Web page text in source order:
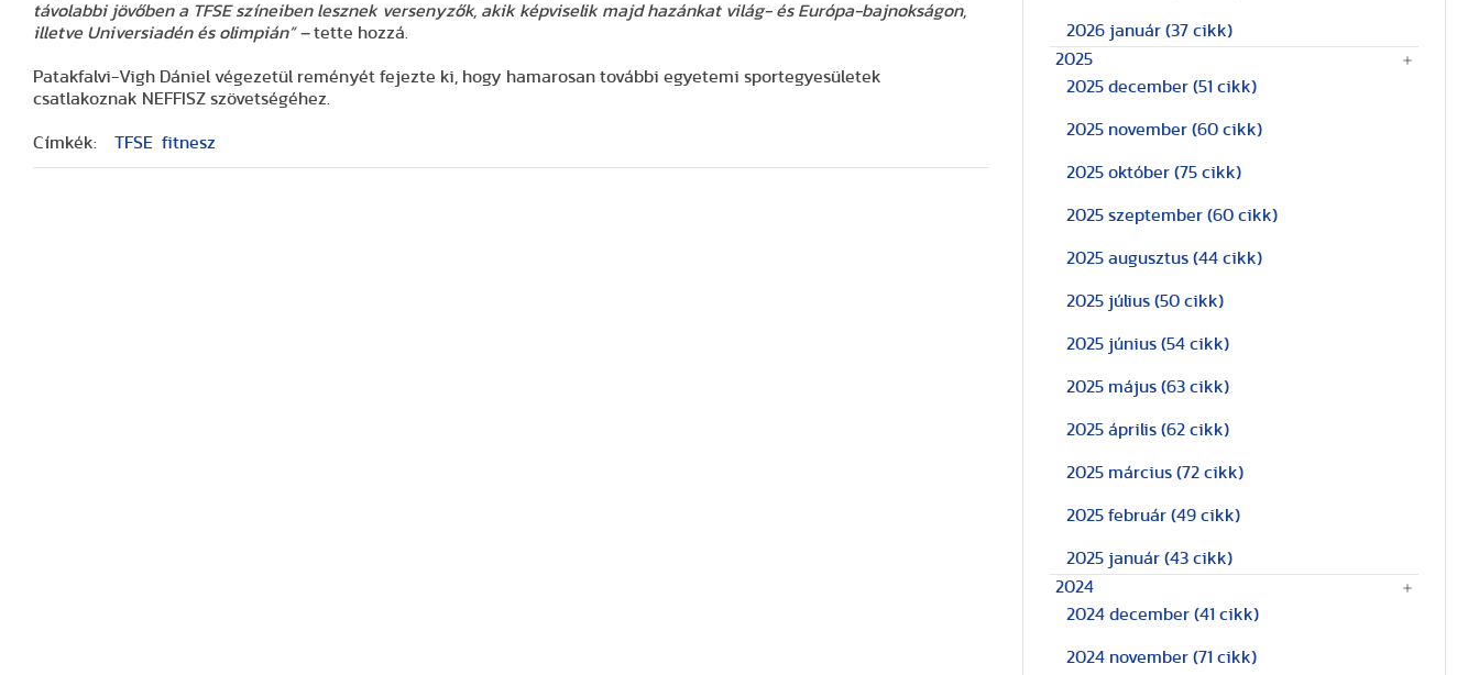
távolabbi jövőben a TFSE színeiben lesznek versenyzők, akik képviselik majd hazánkat világ- és Európa-bajnokságon,
illetve Universiadén és olimpián”–tette hozzá.
Patakfalvi-Vigh Dániel végezetül reményét fejezte ki, hogy hamarosan további egyetemi sportegyesületek
csatlakoznak NEFFISZ szövetségéhez.
Címkék: TFSE fitnesz
2026 január (37 cikk)
2025
2025 december (51 cikk)
2025 november (60 cikk)
2025 október (75 cikk)
2025 szeptember (60 cikk)
2025 augusztus (44 cikk)
2025 július (50 cikk)
2025 június (54 cikk)
2025 május (63 cikk)
2025 április (62 cikk)
2025 március (72 cikk)
2025 február (49 cikk)
2025 január (43 cikk)
2024
2024 december (41 cikk)
2024 november (71 cikk)